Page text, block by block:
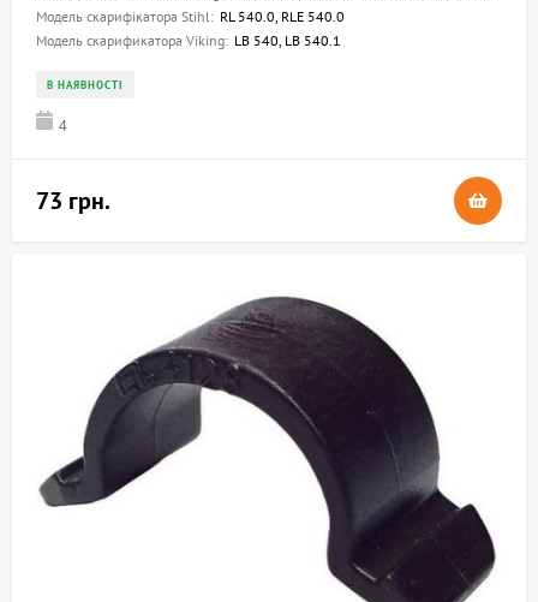
Модель скарифікатора Stihl: RL 540.0, RLE 540.0
Модель скарификатора Viking: LB 540, LB 540.1
В НАЯВНОСТІ
4
73 грн.